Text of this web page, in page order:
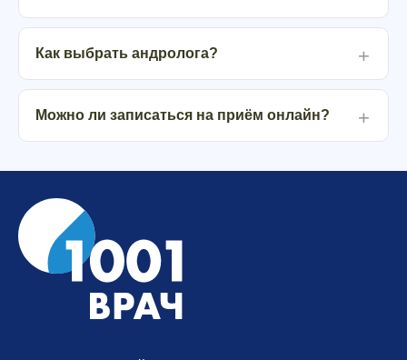
Как выбрать андролога?
Можно ли записаться на приём онлайн?